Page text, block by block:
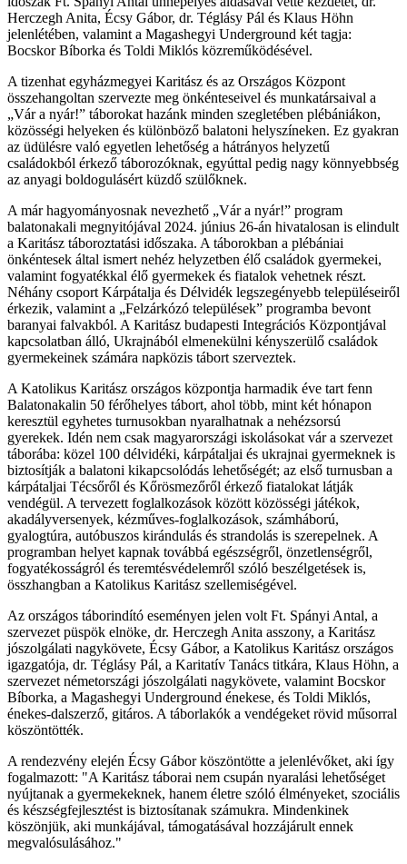
Herczegh Anita, Écsy Gábor, dr. Téglásy Pál és Klaus Höhn
jelenlétében, valamint a Magashegyi Underground két tagja:
Bocskor Bíborka és Toldi Miklós közreműködésével.
A tizenhat egyházmegyei Karitász és az Országos Központ
összehangoltan szervezte meg önkénteseivel és munkatársaival a
„Vár a nyár!” táborokat hazánk minden szegletében plébániákon,
közösségi helyeken és különböző balatoni helyszíneken. Ez gyakran
az üdülésre való egyetlen lehetőség a hátrányos helyzetű
családokból érkező táborozóknak, egyúttal pedig nagy könnyebbség
az anyagi boldogulásért küzdő szülőknek.
A már hagyományosnak nevezhető „Vár a nyár!” program
balatonakali megnyitójával 2024. június 26-án hivatalosan is elindult
a Karitász táboroztatási időszaka. A táborokban a plébániai
önkéntesek által ismert nehéz helyzetben élő családok gyermekei,
valamint fogyatékkal élő gyermekek és fiatalok vehetnek részt.
Néhány csoport Kárpátalja és Délvidék legszegényebb településeiről
érkezik, valamint a „Felzárkózó települések” programba bevont
baranyai falvakból. A Karitász budapesti Integrációs Központjával
kapcsolatban álló, Ukrajnából elmenekülni kényszerülő családok
gyermekeinek számára napközis tábort szerveztek.
A Katolikus Karitász országos központja harmadik éve tart fenn
Balatonakalin 50 férőhelyes tábort, ahol több, mint két hónapon
keresztül egyhetes turnusokban nyaralhatnak a nehézsorsú
gyerekek. Idén nem csak magyarországi iskolásokat vár a szervezet
táborába: közel 100 délvidéki, kárpátaljai és ukrajnai gyermeknek is
biztosítják a balatoni kikapcsolódás lehetőségét; az első turnusban a
kárpátaljai Técsőről és Kőrösmezőről érkező fiatalokat látják
vendégül. A tervezett foglalkozások között közösségi játékok,
akadályversenyek, kézműves-foglalkozások, számháború,
gyalogtúra, autóbuszos kirándulás és strandolás is szerepelnek. A
programban helyet kapnak továbbá egészségről, önzetlenségről,
fogyatékosságról és teremtésvédelemről szóló beszélgetések is,
összhangban a Katolikus Karitász szellemiségével.
Az országos táborindító eseményen jelen volt Ft. Spányi Antal, a
szervezet püspök elnöke, dr. Herczegh Anita asszony, a Karitász
jószolgálati nagykövete, Écsy Gábor, a Katolikus Karitász országos
igazgatója, dr. Téglásy Pál, a Karitatív Tanács titkára, Klaus Höhn, a
szervezet németországi jószolgálati nagykövete, valamint Bocskor
Bíborka, a Magashegyi Underground énekese, és Toldi Miklós,
énekes-dalszerző, gitáros. A táborlakók a vendégeket rövid műsorral
köszöntötték.
A rendezvény elején Écsy Gábor köszöntötte a jelenlévőket, aki így
fogalmazott: "A Karitász táborai nem csupán nyaralási lehetőséget
nyújtanak a gyermekeknek, hanem életre szóló élményeket, szociális
és készségfejlesztést is biztosítanak számukra. Mindenkinek
köszönjük, aki munkájával, támogatásával hozzájárult ennek
megvalósulásához."